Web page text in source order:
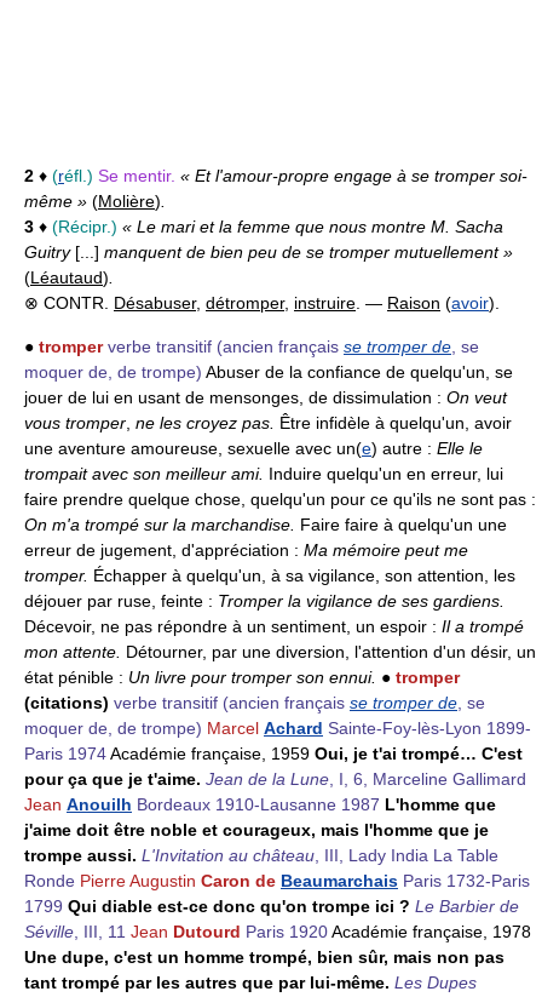
2 ♦ (réfl.) Se mentir. « Et l'amour-propre engage à se tromper soi-
même » (Molière).
3 ♦ (Récipr.) « Le mari et la femme que nous montre M. Sacha
Guitry [...] manquent de bien peu de se tromper mutuellement »
(Léautaud).
⊗ CONTR. Désabuser, détromper, instruire. — Raison (avoir).
● tromper verbe transitif (ancien français se tromper de, se
moquer de, de trompe) Abuser de la confiance de quelqu'un, se
jouer de lui en usant de mensonges, de dissimulation : On veut
vous tromper, ne les croyez pas. Être infidèle à quelqu'un, avoir
une aventure amoureuse, sexuelle avec un(e) autre : Elle le
trompait avec son meilleur ami. Induire quelqu'un en erreur, lui
faire prendre quelque chose, quelqu'un pour ce qu'ils ne sont pas :
On m'a trompé sur la marchandise. Faire faire à quelqu'un une
erreur de jugement, d'appréciation : Ma mémoire peut me
tromper. Échapper à quelqu'un, à sa vigilance, son attention, les
déjouer par ruse, feinte : Tromper la vigilance de ses gardiens.
Décevoir, ne pas répondre à un sentiment, un espoir : Il a trompé
mon attente. Détourner, par une diversion, l'attention d'un désir, un
état pénible : Un livre pour tromper son ennui. ● tromper
(citations) verbe transitif (ancien français se tromper de, se
moquer de, de trompe) Marcel Achard Sainte-Foy-lès-Lyon 1899-
Paris 1974Académie française, 1959 Oui, je t'ai trompé… C'est
pour ça que je t'aime. Jean de la Lune, I, 6, Marceline Gallimard
Jean Anouilh Bordeaux 1910-Lausanne 1987 L'homme que
j'aime doit être noble et courageux, mais l'homme que je
trompe aussi. L'Invitation au château, III, Lady India La Table
Ronde Pierre Augustin Caron de Beaumarchais Paris 1732-Paris
1799 Qui diable est-ce donc qu'on trompe ici ? Le Barbier de
Séville, III, 11 Jean Dutourd Paris 1920Académie française, 1978
Une dupe, c'est un homme trompé, bien sûr, mais non pas
tant trompé par les autres que par lui-même. Les Dupes